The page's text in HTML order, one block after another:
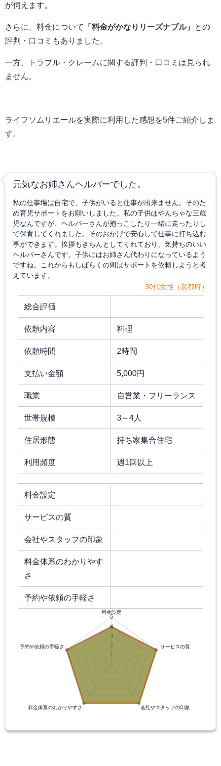
が伺えます。
さらに、料金について 「料金がかなりリーズナブル」
との
評判・口コミもありました。
一方、トラブル・クレームに関する評判・口コミは見られ
ません。
ライフソムリエールを実際に利用した感想を5件ご紹介しま
す。
元気なお姉さんヘルパーでした。
私の仕事場は自宅で、子供がいると仕事が出来ません。そのた
め育児サポートをお願いしました。私の子供はやんちゃな三歳
児なんですが、ヘルパーさんが抱っこしたり一緒に走ったりし
て保育してくれました。そのおかげで安心して仕事に打ち込む
事ができます。挨拶もきちんとしてくれており、気持ちのいい
ヘルパーさんです。子供にはお姉さん代わりになっているよう
ですね。これからもしばらくの間はサポートを依頼しようと考
えています。
30代女性（京都府）
総合評価
依頼内容 料理
依頼時間 2時間
支払い金額 5,000円
職業 自営業・フリーランス
世帯規模 3～4人
住居形態 持ち家集合住宅
利用頻度 週1回以上
料金設定
サービスの質
会社やスタッフの印象
料金体系のわかりやす
さ
予約や依頼の手軽さ